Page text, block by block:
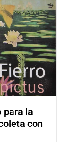
para la
con